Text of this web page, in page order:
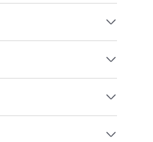
望。美图设计室提供海量高
焦点。合理运用字间距与行
卖点信息位于视觉优先区